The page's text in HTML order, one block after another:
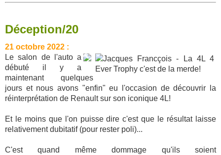
Déception/20
21 octobre 2022 :
Le salon de l'auto a
débuté il y a
maintenant quelques
jours et nous avons "enfin" eu l'occasion de découvrir la
réinterprétation de Renault sur son iconique 4L!
Et le moins que l'on puisse dire c'est que le résultat laisse
relativement dubitatif (pour rester poli)...
C'est quand même dommage qu'ils soient